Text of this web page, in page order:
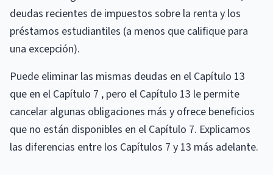
deudas recientes de impuestos sobre la renta y los
préstamos estudiantiles (a menos que califique para
una excepción).
Puede eliminar las mismas deudas en el Capítulo 13
que en el Capítulo 7 , pero el Capítulo 13 le permite
cancelar algunas obligaciones más y ofrece beneficios
que no están disponibles en el Capítulo 7. Explicamos
las diferencias entre los Capítulos 7 y 13 más adelante.